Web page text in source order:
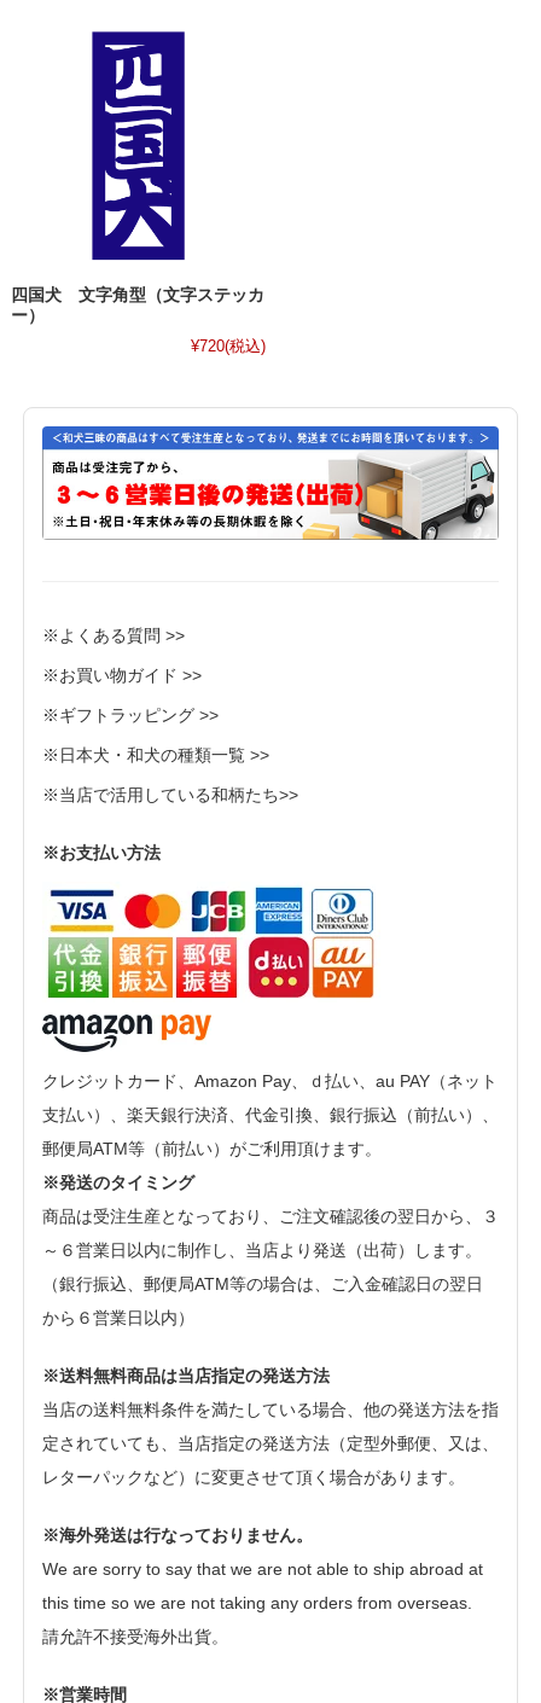
四国犬 文字角型（文字ステッカ
ー）
¥720(税込)
※よくある質問 >>
※お買い物ガイド >>
※ギフトラッピング >>
※日本犬・和犬の種類一覧 >>
※当店で活用している和柄たち>>
※お支払い方法
クレジットカード、Amazon Pay、ｄ払い、au PAY（ネット
支払い）、楽天銀行決済、代金引換、銀行振込（前払い）、
郵便局ATM等（前払い）がご利用頂けます。
※発送のタイミング
商品は受注生産となっており、ご注文確認後の翌日から、３
～６営業日以内に制作し、当店より発送（出荷）します。
（銀行振込、郵便局ATM等の場合は、ご入金確認日の翌日
から６営業日以内）
※送料無料商品は当店指定の発送方法
当店の送料無料条件を満たしている場合、他の発送方法を指
定されていても、当店指定の発送方法（定型外郵便、又は、
レターパックなど）に変更させて頂く場合があります。
※海外発送は行なっておりません。
We are sorry to say that we are not able to ship abroad at
this time so we are not taking any orders from overseas.
請允許不接受海外出貨。
※営業時間